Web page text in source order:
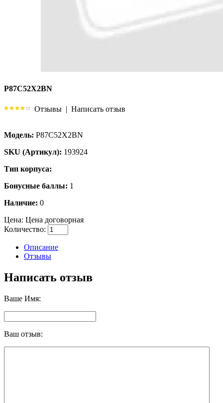
P87C52X2BN
Отзывы | Написать отзыв
Модель: P87C52X2BN
SKU (Артикул): 193924
Тип корпуса:
Бонусные баллы: 1
Наличие: 0
Цена: Цена договорная
Количество:
Описание
Отзывы
Написать отзыв
Ваше Имя:
Ваш отзыв: